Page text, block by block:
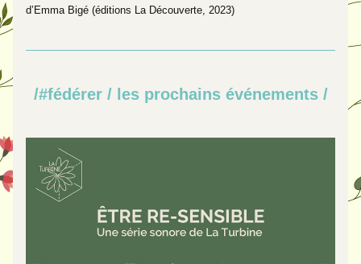
d’Emma Bigé (éditions La Découverte, 2023)
/#fédérer / les prochains événements /